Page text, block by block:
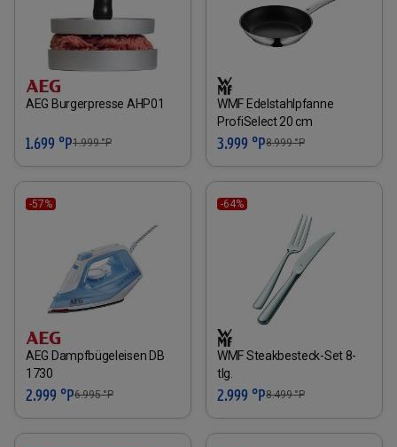
AEG Burgerpresse AHP01
1.699 °P1.999°P
WMF Edelstahlpfanne
ProfiSelect 20 cm
3.999 °P8.999°P
-57%
AEG Dampfbügeleisen DB
1730
2.999 °P6.995°P
-64%
WMF Steakbesteck-Set 8-
tlg.
2.999 °P8.499°P